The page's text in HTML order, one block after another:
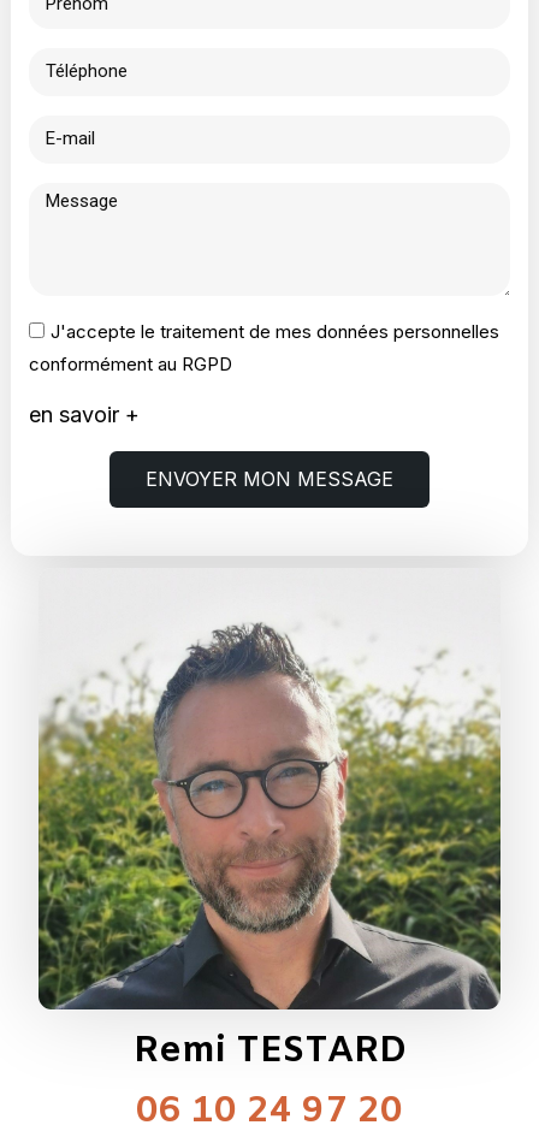
J'accepte le traitement de mes données personnelles
conformément au RGPD
en savoir +
ENVOYER MON MESSAGE
Remi TESTARD
06 10 24 97 20